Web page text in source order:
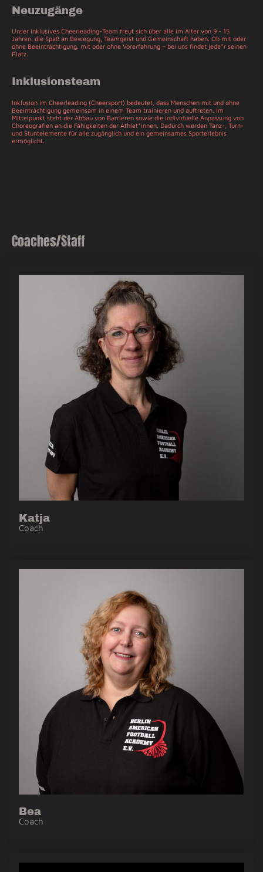
Neuzugänge
Unser inklusives Cheerleading-Team freut sich über alle im Alter von 9 - 15
Jahren, die Spaß an Bewegung, Teamgeist und Gemeinschaft haben. Ob mit oder
ohne Beeinträchtigung, mit oder ohne Vorerfahrung – bei uns findet jede*r seinen
Platz.
Inklusionsteam
Inklusion im Cheerleading (Cheersport) bedeutet, dass Menschen mit und ohne
Beeinträchtigung gemeinsam in einem Team trainieren und auftreten. Im
Mittelpunkt steht der Abbau von Barrieren sowie die individuelle Anpassung von
Choreografien an die Fähigkeiten der Athlet*innen. Dadurch werden Tanz-, Turn-
und Stuntelemente für alle zugänglich und ein gemeinsames Sporterlebnis
ermöglicht.
Coaches/Staff
Katja
Coach
Bea
Coach